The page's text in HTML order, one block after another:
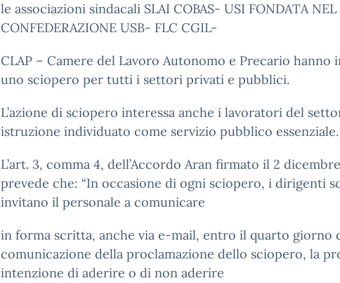
le associazioni sindacali SLAI COBAS- USI FONDATA NEL
CONFEDERAZIONE USB- FLC CGIL-
CLAP – Camere del Lavoro Autonomo e Precario hanno
uno sciopero per tutti i settori privati e pubblici.
L’azione di sciopero interessa anche i lavoratori del
istruzione individuato come servizio pubblico essenziale.
L’art. 3, comma 4, dell’Accordo Aran firmato il 2
prevede che: “In occasione di ogni sciopero, i dirigenti
invitano il personale a comunicare
in forma scritta, anche via e-mail, entro il quarto giorno
comunicazione della proclamazione dello sciopero, la
intenzione di aderire o di non aderire